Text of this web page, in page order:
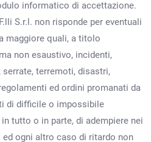
informatico di accettazione.
S.r.l. non risponde per eventuali
maggiore quali, a titolo
non esaustivo, incidenti,
terremoti, disastri,
ed ordini promanati da
di difficile o impossibile
tutto o in parte, di adempiere nei
ogni altro caso di ritardo non